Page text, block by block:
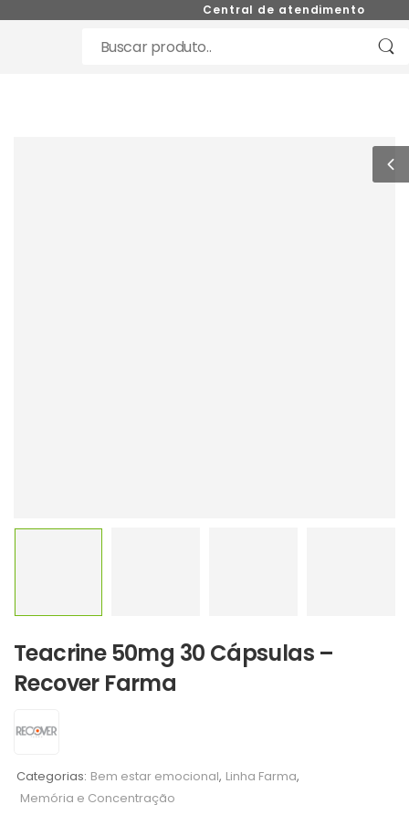
Central de atendimento (11)
Teacrine 50mg 30 Cápsulas –
Recover Farma
Categorias: Bem estar emocional, Linha Farma,
Memória e Concentração